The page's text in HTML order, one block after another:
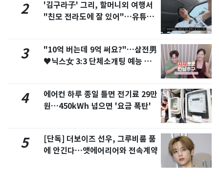
2
'김구라子' 그리, 할머니외 여행서
"친모 전라도에 잘 있어"…유튜브
3
"10억 버는데 9억 써요?"…삼전男
♥닉스女 3:3 단체소개팅 예능 화
4
에어컨 하루 종일 틀면 전기료 29만
원…450kWh 넘으면 '요금 폭탄'
5
[단독] 더보이즈 선우, 그루비룸 품
에 안긴다…앳에어리어와 전속계약